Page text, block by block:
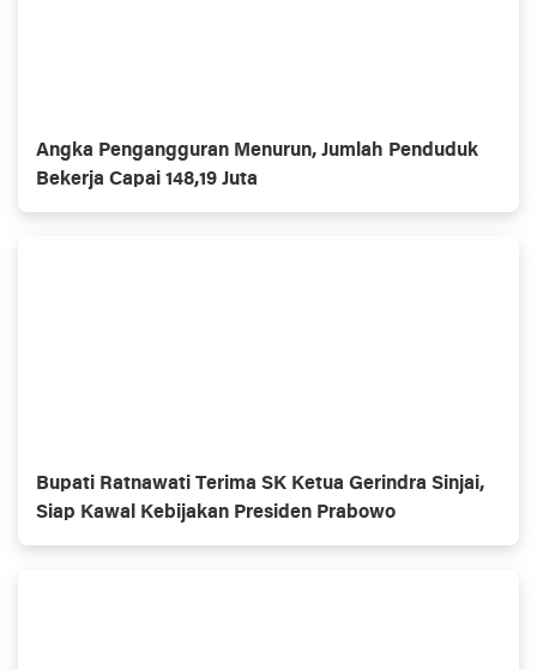
Angka Pengangguran Menurun, Jumlah Penduduk
Bekerja Capai 148,19 Juta
Bupati Ratnawati Terima SK Ketua Gerindra Sinjai,
Siap Kawal Kebijakan Presiden Prabowo